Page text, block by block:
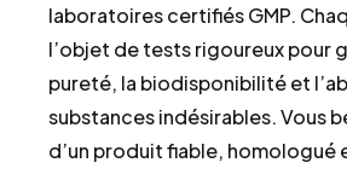
laboratoires certifiés GMP.
l’objet de tests rigoureux pour
pureté, la biodisponibilité et
substances indésirables. Vous
d’un produit fiable, homologué